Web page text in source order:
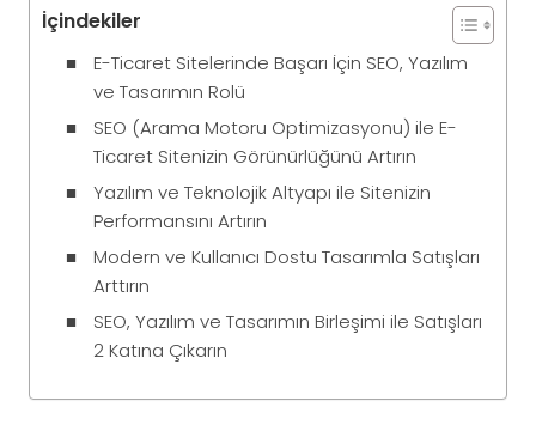
İçindekiler
E-Ticaret Sitelerinde Başarı İçin SEO, Yazılım
ve Tasarımın Rolü
SEO (Arama Motoru Optimizasyonu) ile E-
Ticaret Sitenizin Görünürlüğünü Artırın
Yazılım ve Teknolojik Altyapı ile Sitenizin
Performansını Artırın
Modern ve Kullanıcı Dostu Tasarımla Satışları
Arttırın
SEO, Yazılım ve Tasarımın Birleşimi ile Satışları
2 Katına Çıkarın